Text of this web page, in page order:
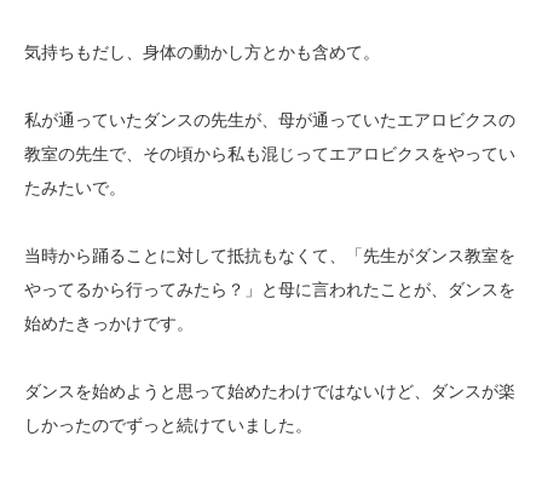
気持ちもだし、身体の動かし方とかも含めて。
私が通っていたダンスの先生が、母が通っていたエアロビクスの
教室の先生で、その頃から私も混じってエアロビクスをやってい
たみたいで。
当時から踊ることに対して抵抗もなくて、「先生がダンス教室を
やってるから行ってみたら？」と母に言われたことが、ダンスを
始めたきっかけです。
ダンスを始めようと思って始めたわけではないけど、ダンスが楽
しかったのでずっと続けていました。